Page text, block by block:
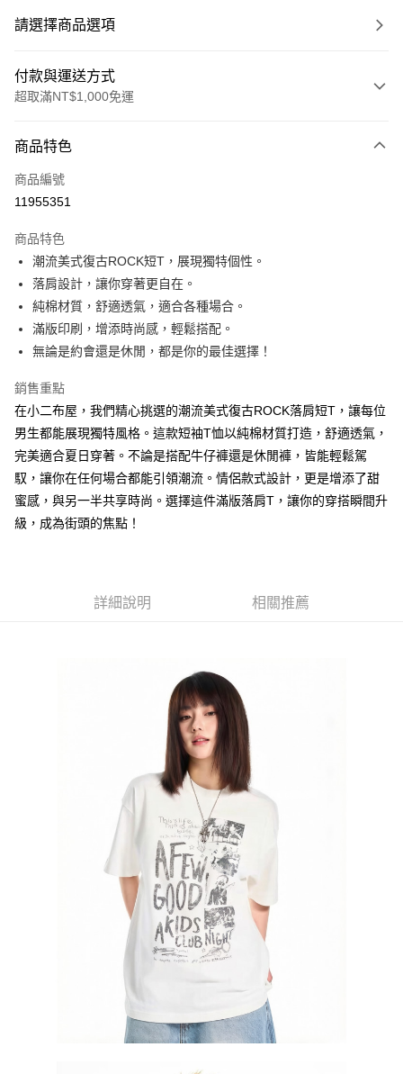
請選擇商品選項
付款與運送方式
超取滿NT$1,000免運
信用卡一次付款
超商取貨付款
Apple Pay
街口支付
Google Pay
ATM付款
全家付款取貨
每筆NT$60，滿NT$1,000(含以上)免運費
付款後全家取貨
付款後7-11取貨
每筆NT$120，滿NT$1,200(含以上)免運費
商品特色
商品編號
11955351
商品特色
潮流美式復古ROCK短T，展現獨特個性。
落肩設計，讓你穿著更自在。
純棉材質，舒適透氣，適合各種場合。
滿版印刷，增添時尚感，輕鬆搭配。
無論是約會還是休閒，都是你的最佳選擇！
銷售重點
在小二布屋，我們精心挑選的潮流美式復古ROCK落肩短T，讓每位
男生都能展現獨特風格。這款短袖T恤以純棉材質打造，舒適透氣，
完美適合夏日穿著。不論是搭配牛仔褲還是休閒褲，皆能輕鬆駕
馭，讓你在任何場合都能引領潮流。情侶款式設計，更是增添了甜
蜜感，與另一半共享時尚。選擇這件滿版落肩T，讓你的穿搭瞬間升
級，成為街頭的焦點！
詳細說明 相關推薦